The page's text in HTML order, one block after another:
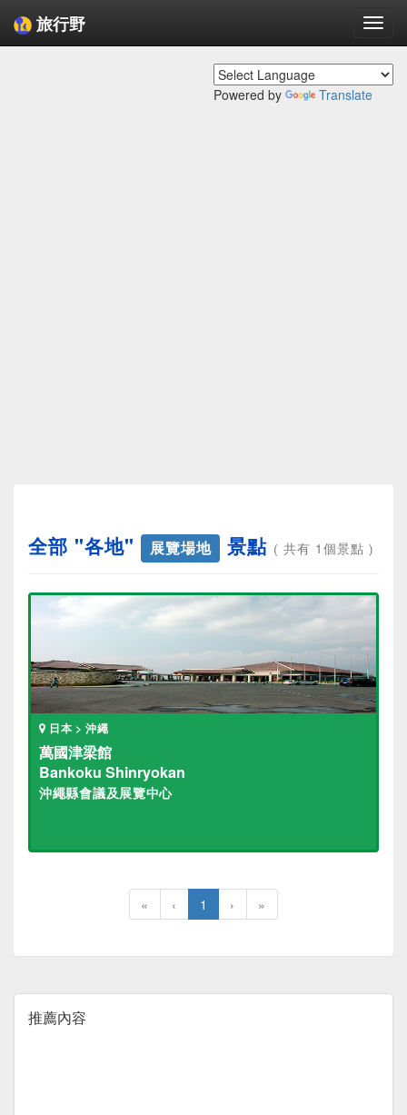
旅行野
Powered by Translate
全部 "各地" 展覽場地 景點 ( 共有 1個景點 )
日本 > 沖繩
萬國津梁館
Bankoku Shinryokan
沖繩縣會議及展覽中心
« ‹ 1 › »
推薦內容